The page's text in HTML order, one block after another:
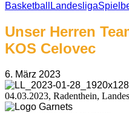
Basketball Landesliga
Unser Herren
KOS Celovec
6. März 2023
04.03.2023, Radenthein,